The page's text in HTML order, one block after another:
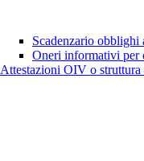
Scadenzario obblighi
Oneri informativi per
Attestazioni OIV o struttura